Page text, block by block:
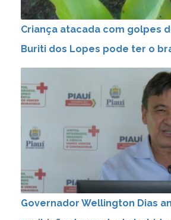
Criança atacada com golpes
Buriti dos Lopes pode ter o
Governador Wellington Dias